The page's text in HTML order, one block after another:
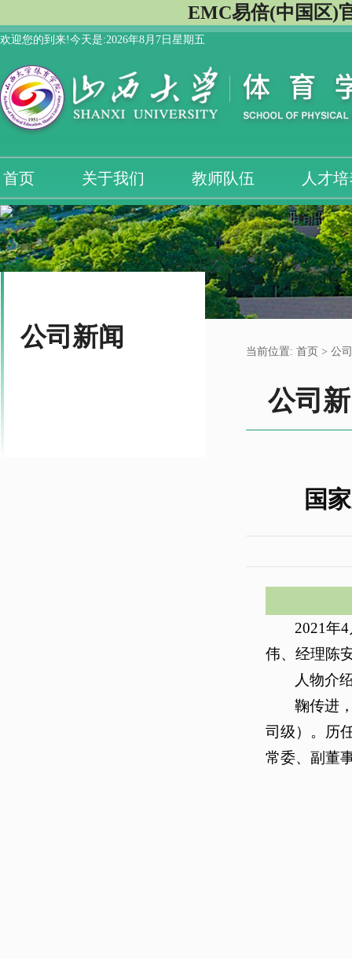
EMC易倍(中国区)
欢迎您的到来!今天是:2026年8月7日星期五
首页 关于我们 教师队伍 人才
公司新闻
当前位置: 首页 > 公
公司
国
2021年
伟、经理陈
人物介
鞠传进
司级）。历
常委、副董